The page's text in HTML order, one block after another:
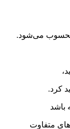
محسوب می‌شود.
کرد.
باشد
متفاوت